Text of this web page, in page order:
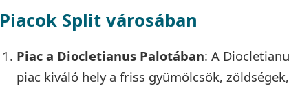
Piacok Split városában
Piac a Diocletianus Palotában: A
piac kiváló hely a friss gyümölcsök,